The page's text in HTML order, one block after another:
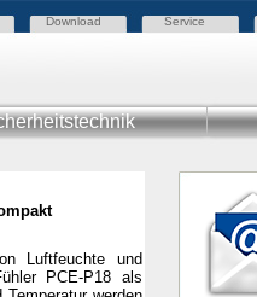
Download Service
Luftfeuchte und
PCE-P18 als